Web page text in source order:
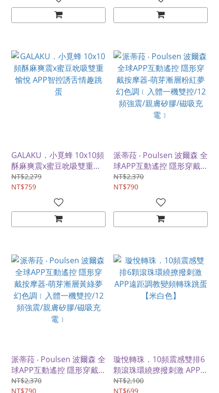
GALAKU．小覓蜂 10x10頻
酥麻爽震x蜜豆吮吸雙重愉
悅 APP智控誘舌情趣跳蛋
NT$2,279
NT$759
派蒂菈 ‧ Poulsen 波爾森 全
球APP互動遙控 隱形穿戴
按摩器-萌芽漸層粉紅夢幻
色調﹝入體一機雙控/12頻
強震/親膚矽膠/磁吸充電﹞
NT$2,370
NT$790
派蒂菈 ‧ Poulsen 波爾森 全
球APP互動遙控 隱形穿戴
按摩器-萌芽漸層黃綠夢幻
NT$2,370
NT$790
璇悅轉珠．10頻震感雙排6
顆滾珠環繞撩撥刺激 APP
遠距調教變頻轉珠跳蛋【米
NT$2,100
NT$699